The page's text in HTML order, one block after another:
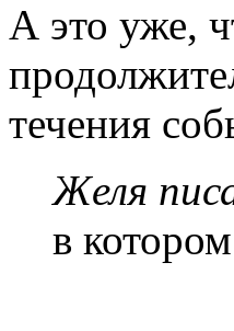
А это уже,
течения
Желя
в